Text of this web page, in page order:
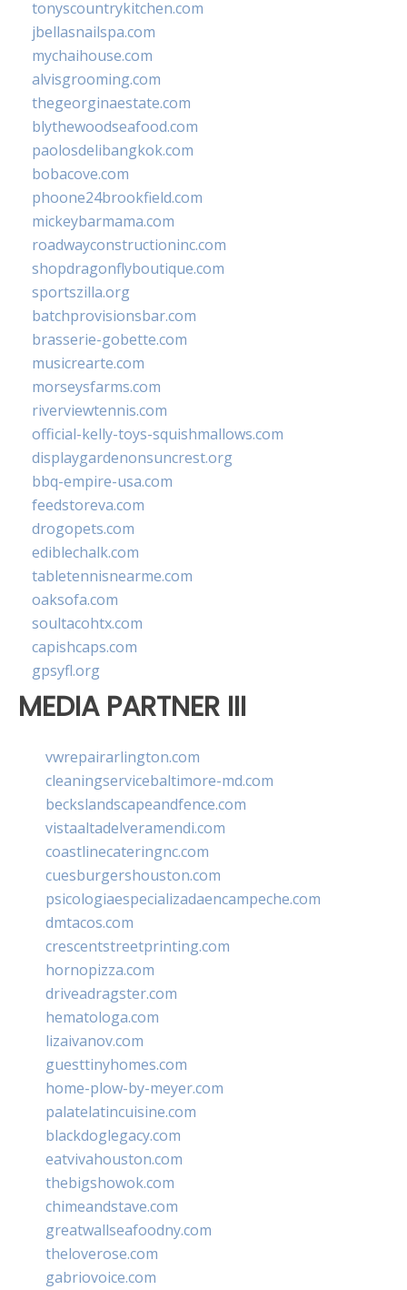
tonyscountrykitchen.com
jbellasnailspa.com
mychaihouse.com
alvisgrooming.com
thegeorginaestate.com
blythewoodseafood.com
paolosdelibangkok.com
bobacove.com
phoone24brookfield.com
mickeybarmama.com
roadwayconstructioninc.com
shopdragonflyboutique.com
sportszilla.org
batchprovisionsbar.com
brasserie-gobette.com
musicrearte.com
morseysfarms.com
riverviewtennis.com
official-kelly-toys-squishmallows.com
displaygardenonsuncrest.org
bbq-empire-usa.com
feedstoreva.com
drogopets.com
ediblechalk.com
tabletennisnearme.com
oaksofa.com
soultacohtx.com
capishcaps.com
gpsyfl.org
MEDIA PARTNER III
vwrepairarlington.com
cleaningservicebaltimore-md.com
beckslandscapeandfence.com
vistaaltadelveramendi.com
coastlinecateringnc.com
cuesburgershouston.com
psicologiaespecializadaencampeche.com
dmtacos.com
crescentstreetprinting.com
hornopizza.com
driveadragster.com
hematologa.com
lizaivanov.com
guesttinyhomes.com
home-plow-by-meyer.com
palatelatincuisine.com
blackdoglegacy.com
eatvivahouston.com
thebigshowok.com
chimeandstave.com
greatwallseafoodny.com
theloverose.com
gabriovoice.com